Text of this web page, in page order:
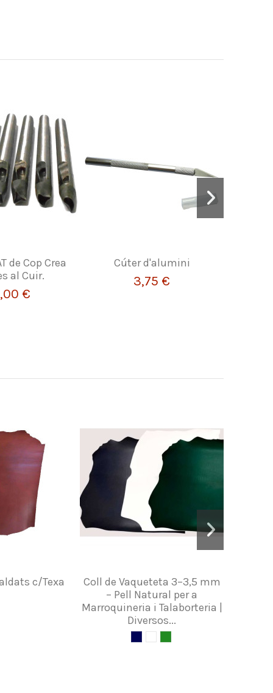
de Cop Crea
al Cuir.
€
Cúter d'alumini
3,75 €
c/Texa
Coll de Vaqueteta 3–3,5 mm
– Pell Natural per a
Marroquineria i Talaborteria |
Diversos...